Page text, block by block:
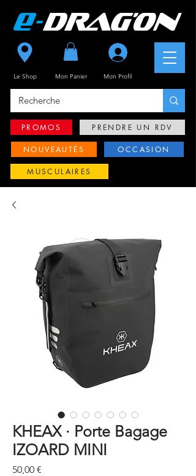
Le Shop Mon Panier
Se connecter
Mon Profil
PROMOS PRENDRE UN RDV
NOUVEAUTÉS OCCASION
MUSCULAIRES
KHEAX · Porte Bagage
IZOARD MINI
50,00 €